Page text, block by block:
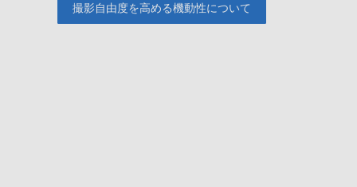
撮影自由度を高める機動性について